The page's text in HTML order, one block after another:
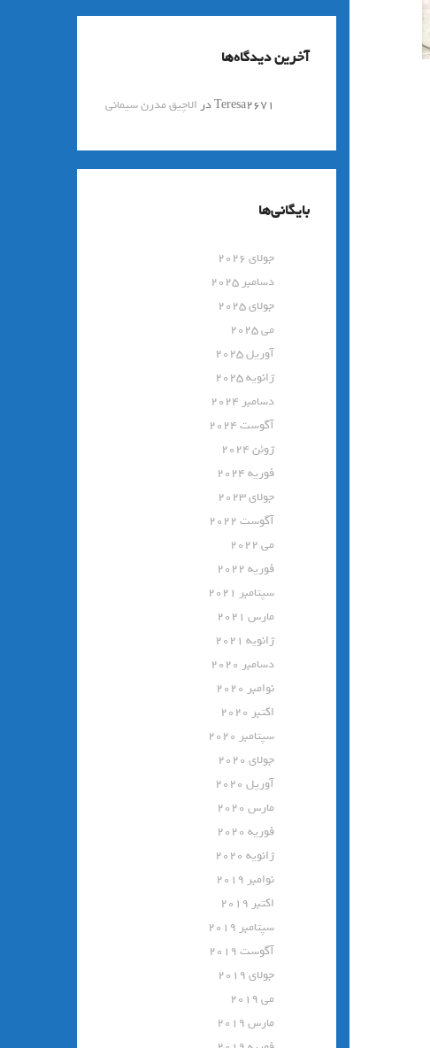
آخرین دیدگاه‌ها
Teresa2671در الاچیق مدرن سیمانی
بایگانی‌ها
جولای 2026
دسامبر 2025
جولای 2025
می 2025
آوریل 2025
ژانویه 2025
دسامبر 2024
آگوست 2024
ژوئن 2024
فوریه 2024
جولای 2023
آگوست 2022
می 2022
فوریه 2022
سپتامبر 2021
مارس 2021
ژانویه 2021
دسامبر 2020
نوامبر 2020
اکتبر 2020
سپتامبر 2020
جولای 2020
آوریل 2020
مارس 2020
فوریه 2020
ژانویه 2020
نوامبر 2019
اکتبر 2019
سپتامبر 2019
آگوست 2019
جولای 2019
می 2019
مارس 2019